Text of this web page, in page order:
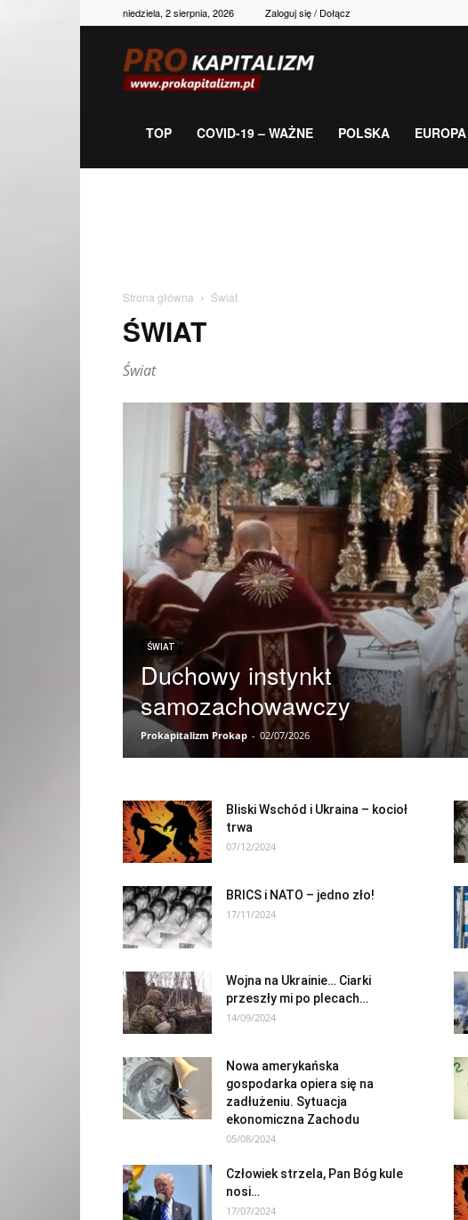
niedziela, 2 sierpnia, 2026 Zaloguj się / Dołącz
gospodarka,
TOP COVID-19 – WAŻNE POLSKA EUROPA
Strona główna Świat
ŚWIAT
Świat
ŚWIAT
Duchowy instynkt
samozachowawczy
Prokapitalizm Prokap - 02/07/2026
Bliski Wschód i Ukraina – kocioł
trwa
07/12/2024
BRICS i NATO – jedno zło!
17/11/2024
Wojna na Ukrainie… Ciarki
przeszły mi po plecach…
14/09/2024
Nowa amerykańska
gospodarka opiera się na
zadłużeniu. Sytuacja
ekonomiczna Zachodu
05/08/2024
Człowiek strzela, Pan Bóg kule
nosi…
17/07/2024